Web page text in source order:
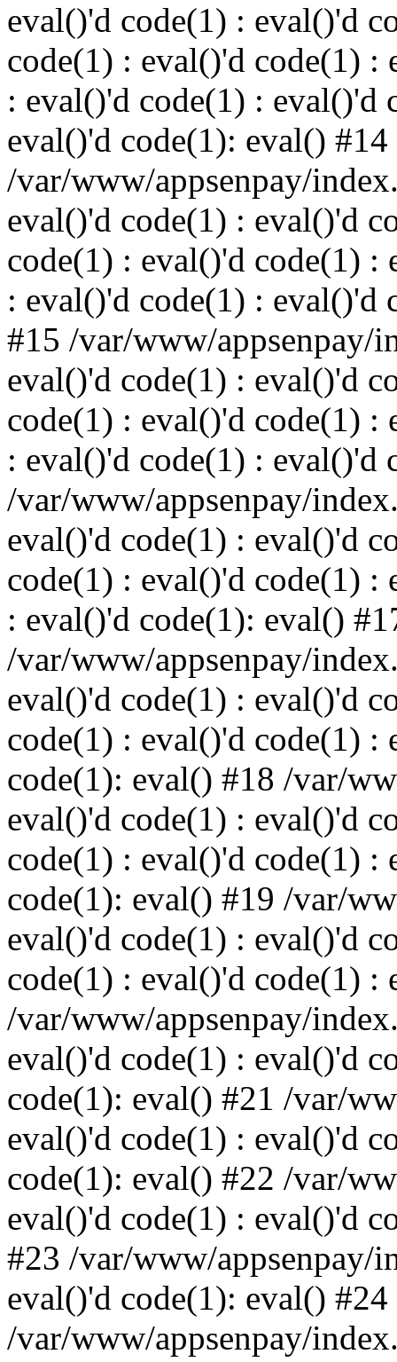
eval()'d code(1) : eval()'d
code(1) : eval()'d code(1) :
: eval()'d code(1) : eval()'d
eval()'d code(1): eval() #14
/var/www/appsenpay/
eval()'d code(1) : eval()'d
code(1) : eval()'d code(1) :
: eval()'d code(1) : eval()'d
#15 /var/www/appsenpay/
eval()'d code(1) : eval()'d
code(1) : eval()'d code(1) :
: eval()'d code(1) : eval()'d
/var/www/appsenpay/
eval()'d code(1) : eval()'d
code(1) : eval()'d code(1) :
: eval()'d code(1): eval()
/var/www/appsenpay/
eval()'d code(1) : eval()'d
code(1) : eval()'d code(1) :
code(1): eval() #18 /var/
eval()'d code(1) : eval()'d
code(1) : eval()'d code(1) :
code(1): eval() #19 /var/
eval()'d code(1) : eval()'d
code(1) : eval()'d code(1) :
/var/www/appsenpay/
eval()'d code(1) : eval()'d
code(1): eval() #21 /var/
eval()'d code(1) : eval()'d
code(1): eval() #22 /var/
eval()'d code(1) : eval()'d
#23 /var/www/appsenpay/
eval()'d code(1): eval() #24
/var/www/appsenpay/